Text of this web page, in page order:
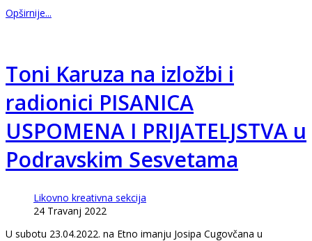
Opširnije...
Toni Karuza na izložbi i
radionici PISANICA
USPOMENA I PRIJATELJSTVA u
Podravskim Sesvetama
Likovno kreativna sekcija
24 Travanj 2022
U subotu 23.04.2022. na Etno imanju Josipa Cugovčana u